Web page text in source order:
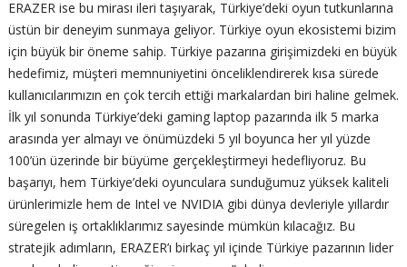
ERAZER ise bu mirası ileri taşıyarak, Türkiye’deki oyun tutkunlarına
üstün bir deneyim sunmaya geliyor. Türkiye oyun ekosistemi bizim
için büyük bir öneme sahip. Türkiye pazarına girişimizdeki en büyük
hedefimiz, müşteri memnuniyetini önceliklendirerek kısa sürede
kullanıcılarımızın en çok tercih ettiği markalardan biri haline gelmek.
İlk yıl sonunda Türkiye’deki gaming laptop pazarında ilk 5 marka
arasında yer almayı ve önümüzdeki 5 yıl boyunca her yıl yüzde
100’ün üzerinde bir büyüme gerçekleştirmeyi hedefliyoruz. Bu
başarıyı, hem Türkiye’deki oyunculara sunduğumuz yüksek kaliteli
ürünlerimizle hem de Intel ve NVIDIA gibi dünya devleriyle yıllardır
süregelen iş ortaklıklarımız sayesinde mümkün kılacağız. Bu
stratejik adımların, ERAZER’ı birkaç yıl içinde Türkiye pazarının lider